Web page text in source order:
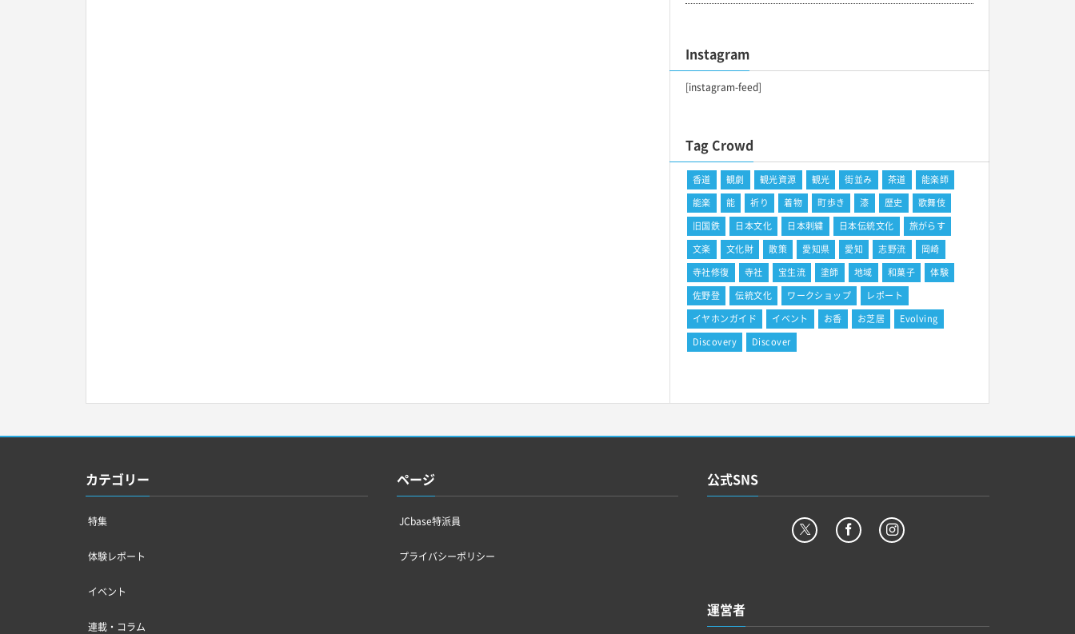
Instagram
[instagram-feed]
Tag Crowd
香道 観劇 観光資源 観光 街並み 茶道
能楽師
能楽
能 祈り 着物 町歩き 漆 歴史
歌舞伎
旧国鉄
日本文化 日本刺繍 日本伝統文化
旅がらす
文楽
文化財 散策 愛知県 愛知 志野流
岡崎
寺社修復
寺社 宝生流 塗師 地域 和菓子
体験
佐野登
伝統文化 ワークショップ
レポート
イヤホンガイド
イベント お香 お芝居
Evolving
Discovery
Discover
カテゴリー
特集
体験レポート
イベント
連載・コラム
ページ
JCbase特派員
プライバシーポリシー
公式SNS
運営者